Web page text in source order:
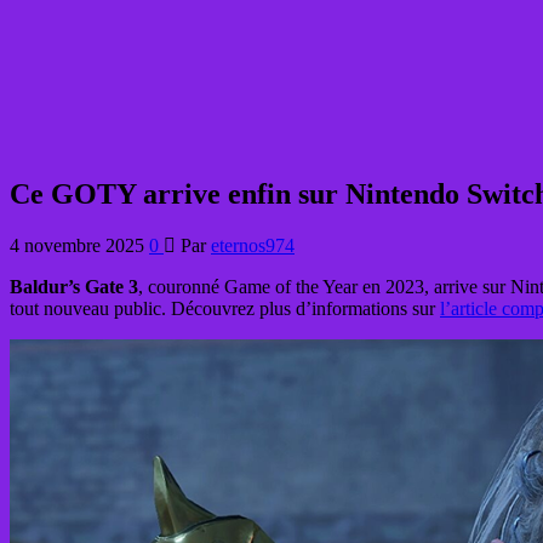
Ce GOTY arrive enfin sur Nintendo
4 novembre 2025 0 Pareternos974
Baldur’s Gate 3, couronné Game of the Year en 2023, arrive sur
tout nouveau public. Découvrez plus d’informations surl’article